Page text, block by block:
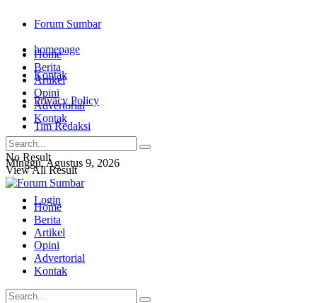
Forum Sumbar
homepage
Kontak
Privacy Policy
Tim Redaksi
Minggu, Agustus 9, 2026
Login
Home
Berita
Artikel
Opini
Advertorial
Kontak
No Result
View All Result
Home
Berita
Artikel
Opini
Advertorial
Kontak